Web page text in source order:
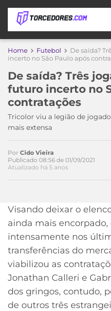
APOSTAS
DE
APOSTA
MELHORES
SITES
DE
APOSTAS
2026
BETBOOM
CÓDIGO
DE
INDICAÇÃO
BET365
CÓDIGO
BETANO
COPA
DO
MUNDO
TIMES
MEU
TIME
PALMEIRAS
CORINTHIANS
SÃO
PAULO
SANTOS
CAMPEONATOS
SÉRIE
LIBERTADORES
COPA
DO
BRASIL
ESPORTIVA
MERCADO
DA
BOLA
PALPITES
Home Futebol
De saída?
incerto no São Paulo após
De saída? Três
futuro incerto no
contratações
Tricolor viu a legião de
mais extensa
Acesse o perfil do
no Twitter
Por Cido Vieira
Publicado 08:56 de 01/09/2021
Atualizado há 5 anos
Visando deixar o
ainda mais encorpado,
intensamente nos
transferências do
viabilizou as
Jonathan Calleri e
dos gringos, contudo,
de outros três